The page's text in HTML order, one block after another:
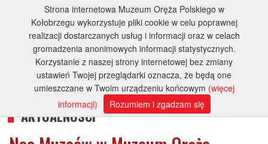
AKTUALNOŚCI
Strona internetowa Muzeum Oręża Polskiego w
Kołobrzegu wykorzystuje pliki cookie w celu poprawnej
realizacji dostarczanych usług i informacji oraz w celach
gromadzenia anonimowych informacji statystycznych.
Korzystanie z naszej strony internetowej bez zmiany
ustawień Twojej przeglądarki oznacza, że będą one
umieszczane w Twoim urządzeniu końcowym (więcej
informacji)
Rozumiem i zgadzam się